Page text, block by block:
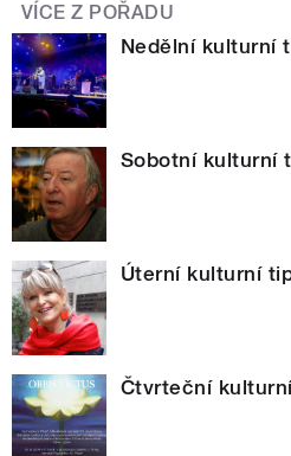
VÍCE Z POŘADU
Nedělní kulturní
Sobotní kulturní
Úterní kulturní
Čtvrteční